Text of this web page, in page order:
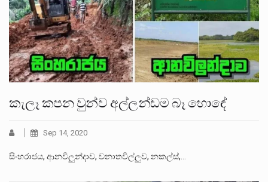
කැලෑ කපන වුන්ව අල්ලන්ඩම බෑ හොඳේ
Sep 14, 2020
සිංහරාජය, ආනවිලුන්දාව, වනාතවිල්ලුව, නකල්ස්,…